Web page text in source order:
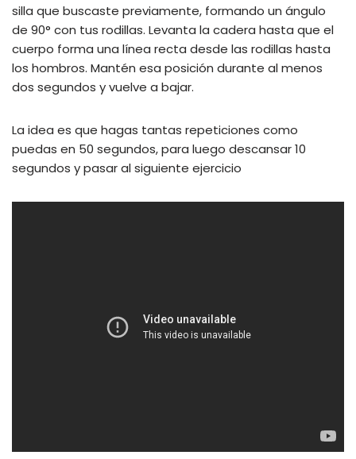
silla que buscaste previamente, formando un ángulo
de 90° con tus rodillas. Levanta la cadera hasta que el
cuerpo forma una línea recta desde las rodillas hasta
los hombros. Mantén esa posición durante al menos
dos segundos y vuelve a bajar.
La idea es que hagas tantas repeticiones como
puedas en 50 segundos, para luego descansar 10
segundos y pasar al siguiente ejercicio